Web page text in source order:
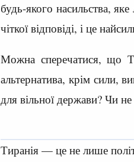
будь-якого насильства,
чіткої відповіді, і це
Можна сперечатися, що
альтернатива, крім сили,
для вільної держави? Чи
Тиранія — це не лише